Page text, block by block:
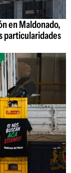
en Maldonado,
particularidades